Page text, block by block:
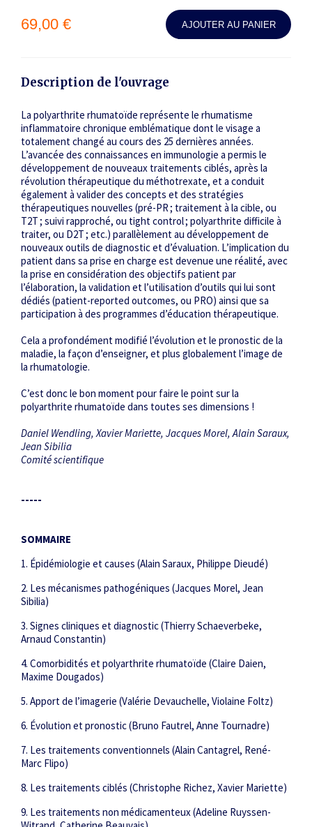
69,00 € AJOUTER AU PANIER
Description de l'ouvrage
La polyarthrite rhumatoïde représente le rhumatisme
inflammatoire chronique emblématique dont le visage a
totalement changé au cours des 25 dernières années.
L’avancée des connaissances en immunologie a permis le
développement de nouveaux traitements ciblés, après la
révolution thérapeutique du méthotrexate, et a conduit
également à valider des concepts et des stratégies
thérapeutiques nouvelles (pré-PR ; traitement à la cible, ou
T2T ; suivi rapproché, ou tight control ; polyarthrite difficile à
traiter, ou D2T ; etc.) parallèlement au développement de
nouveaux outils de diagnostic et d’évaluation. L’implication du
patient dans sa prise en charge est devenue une réalité, avec
la prise en considération des objectifs patient par
l’élaboration, la validation et l’utilisation d’outils qui lui sont
dédiés (patient-reported outcomes, ou PRO) ainsi que sa
participation à des programmes d’éducation thérapeutique.
Cela a profondément modifié l’évolution et le pronostic de la
maladie, la façon d’enseigner, et plus globalement l’image de
la rhumatologie.
C’est donc le bon moment pour faire le point sur la
polyarthrite rhumatoïde dans toutes ses dimensions !
Daniel Wendling, Xavier Mariette, Jacques Morel, Alain Saraux,
Jean Sibilia
Comité scientifique
-----
SOMMAIRE
1. Épidémiologie et causes (Alain Saraux, Philippe Dieudé)
2. Les mécanismes pathogéniques (Jacques Morel, Jean
Sibilia)
3. Signes cliniques et diagnostic (Thierry Schaeverbeke,
Arnaud Constantin)
4. Comorbidités et polyarthrite rhumatoïde (Claire Daien,
Maxime Dougados)
5. Apport de l’imagerie (Valérie Devauchelle, Violaine Foltz)
6. Évolution et pronostic (Bruno Fautrel, Anne Tournadre)
7. Les traitements conventionnels (Alain Cantagrel, René-
Marc Flipo)
8. Les traitements ciblés (Christophe Richez, Xavier Mariette)
9. Les traitements non médicamenteux (Adeline Ruyssen-